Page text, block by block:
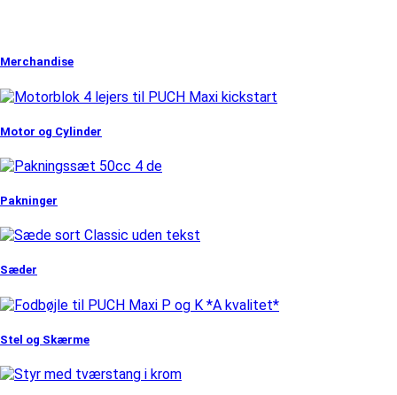
Merchandise
Motor og Cylinder
Pakninger
Sæder
Stel og Skærme